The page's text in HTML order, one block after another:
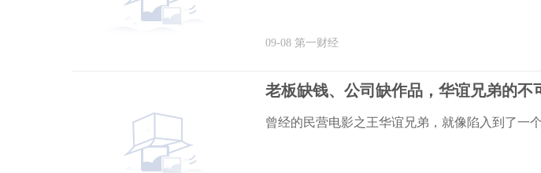
09-08 第一财经
老板缺钱、公司缺作品，华谊兄弟的不
曾经的民营电影之王华谊兄弟，就像陷入到了一